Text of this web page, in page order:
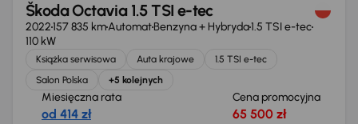
Škoda Octavia 1.5 TSI e-tec
2022157 835 kmAutomatBenzyna + Hybryda1.5 TSI e-tec
110 kW
Książka serwisowa Auta krajowe
1.5 TSI e-tec
Salon Polska
+5 kolejnych
Miesięczna rata
od 414 zł
Cena promocyjna
65 500 zł